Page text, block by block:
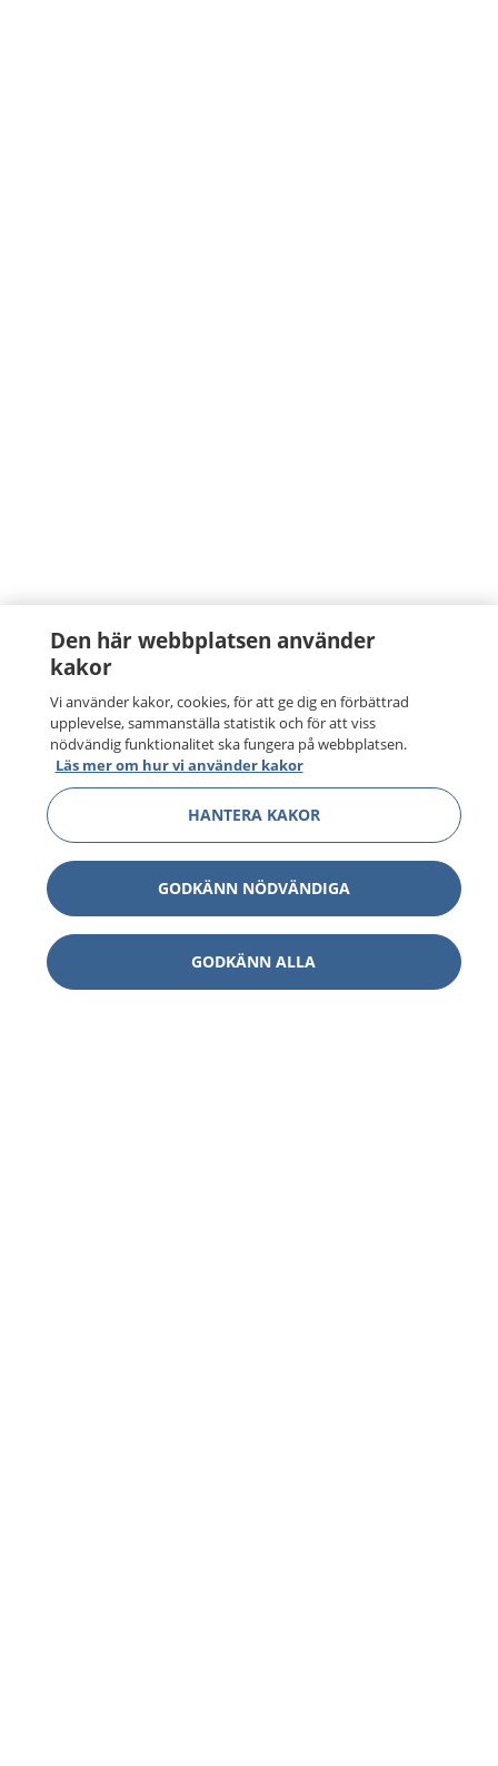
Den här webbplatsen använder
kakor
Vi använder kakor, cookies, för att ge dig en förbättrad
upplevelse, sammanställa statistik och för att viss
nödvändig funktionalitet ska fungera på webbplatsen.
Läs mer om hur vi använder kakor
HANTERA KAKOR
GODKÄNN NÖDVÄNDIGA
GODKÄNN ALLA